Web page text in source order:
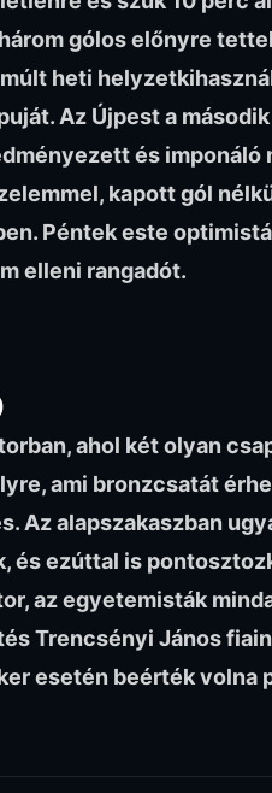
gólos előnyre
heti
Az Újpest a
és imponáló
kapott gól
Péntek este
elleni rangadót.
ahol két olyan
ami bronzcsatát
Az alapszakaszban
és ezúttal is
az egyetemisták
Trencsényi János
esetén beérték volna